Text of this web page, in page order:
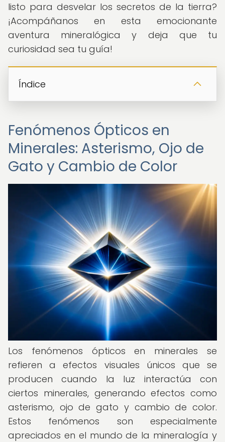
listo para desvelar los secretos de la tierra?
¡Acompáñanos en esta emocionante
aventura mineralógica y deja que tu
curiosidad sea tu guía!
Índice
Fenómenos Ópticos en
Minerales: Asterismo, Ojo de
Gato y Cambio de Color
Los fenómenos ópticos en minerales se
refieren a efectos visuales únicos que se
producen cuando la luz interactúa con
ciertos minerales, generando efectos como
asterismo, ojo de gato y cambio de color.
Estos fenómenos son especialmente
apreciados en el mundo de la mineralogía y